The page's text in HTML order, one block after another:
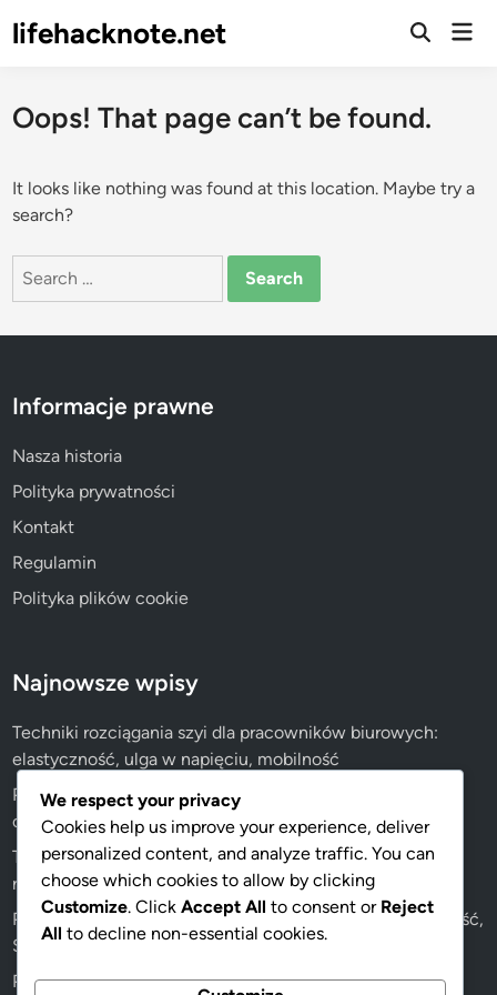
tolifehacknote.net
Open
Oops! That page can’t be found.
It looks like nothing was found at this location. Maybe try a
search?
Search
Informacje prawne
Nasza historia
Polityka prywatności
Kontakt
Regulamin
Polityka plików cookie
Najnowsze wpisy
Techniki rozciągania szyi dla pracowników biurowych:
elastyczność, ulga w napięciu, mobilność
Pomysły na układ przestrzeni roboczej dla ergonomii:
optymalizacja przepływu, dostępność, ergonomia
Techniki oddechowe na ulgę w bólu szyi: relaksacja,
redukcja stresu, koncentracja
Postawy przyjazne dla ciała w pracy biurowej: Świadomość,
Spójność, Techniki
Pilates na ulgę w bólu szyi: siła rdzenia, wyrównanie,
We respect your privacy
Cookies help us improve your experience, deliver
personalized content, and analyze traffic. You can
choose which cookies to allow by clicking
Customize. Click Accept All to consent or Reject
All to decline non-essential cookies.